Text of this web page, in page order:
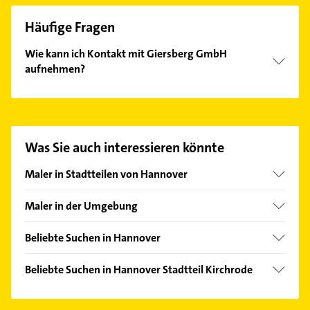
Häufige Fragen
Wie kann ich Kontakt mit Giersberg GmbH
aufnehmen?
finden Sie alleKontaktdaten.
Was Sie auch interessieren könnte
Maler in Stadtteilen von Hannover
Ahlem
Bemerode
Burg
Döhren
Maler in der Umgebung
Laatzen
Isernhagen
Beliebte Suchen in Hannover
Lackiererei
Putzfrau
Beliebte Suchen in Hannover Stadtteil Kirchrode